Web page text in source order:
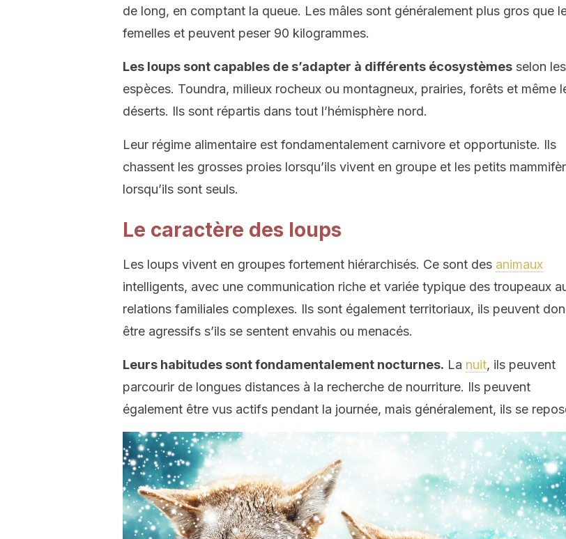
de long, en comptant la queue. Les mâles sont généralement plus gros que
femelles et peuvent peser 90 kilogrammes.
Les loups sont capables de s’adapter à différents écosystèmes selon les
espèces. Toundra, milieux rocheux ou montagneux, prairies, forêts et même
déserts. Ils sont répartis dans tout l’hémisphère nord.
Leur régime alimentaire est fondamentalement carnivore et opportuniste. Ils
chassent les grosses proies lorsqu’ils vivent en groupe et les petits
lorsqu’ils sont seuls.
Le caractère des loups
Les loups vivent en groupes fortement hiérarchisés. Ce sont des animaux
intelligents, avec une communication riche et variée typique des troupeaux
relations familiales complexes. Ils sont également territoriaux, ils peuvent
être agressifs s’ils se sentent envahis ou menacés.
Leurs habitudes sont fondamentalement nocturnes. La nuit, ils peuvent
parcourir de longues distances à la recherche de nourriture. Ils peuvent
également être vus actifs pendant la journée, mais généralement, ils se